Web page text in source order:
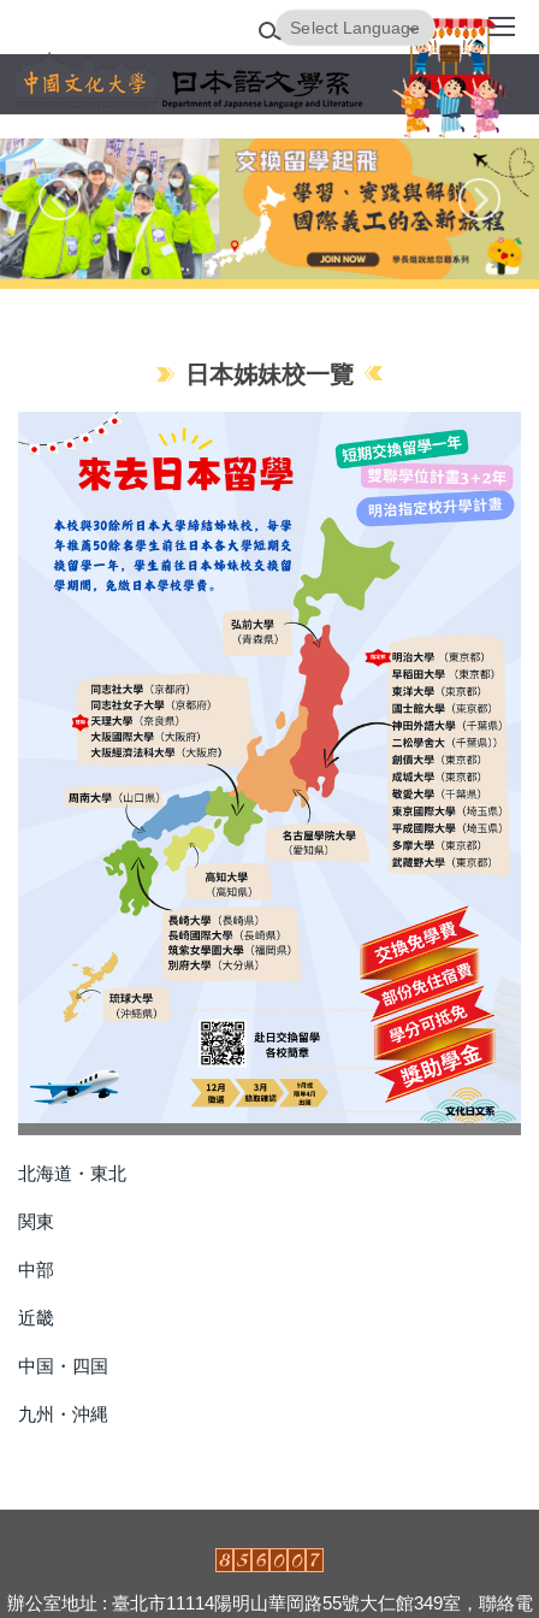
主
內
容
區
Translate
日本姊妹校一覽
北海道・東北
関東
中部
近畿
中国・四国
九州・沖縄
辦公室地址 : 臺北市11114陽明山華岡路55號大仁館349室，聯絡電